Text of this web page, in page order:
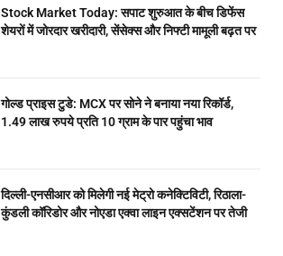
Stock Market Today: सपाट शुरुआत के बीच डिफेंस
शेयरों में जोरदार खरीदारी, सेंसेक्स और निफ्टी मामूली बढ़त पर
गोल्ड प्राइस टुडे: MCX पर सोने ने बनाया नया रिकॉर्ड,
1.49 लाख रुपये प्रति 10 ग्राम के पार पहुंचा भाव
दिल्ली-एनसीआर को मिलेगी नई मेट्रो कनेक्टिविटी, रिठाला-
कुंडली कॉरिडोर और नोएडा एक्वा लाइन एक्सटेंशन पर तेजी